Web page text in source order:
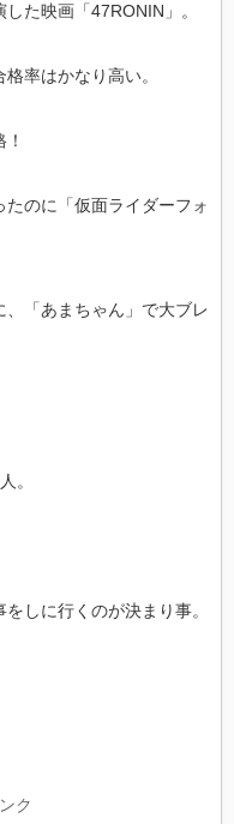
た映画「47RONIN」。
率はかなり高い。
のに「仮面ライダーフォ
「あまちゃん」で大ブレ
。
しに行くのが決まり事。
ク